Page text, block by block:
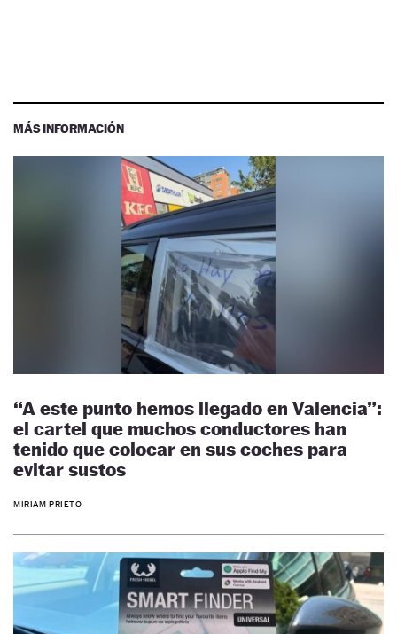
MÁS INFORMACIÓN
“A este punto hemos llegado en Valencia”:
el cartel que muchos conductores han
tenido que colocar en sus coches para
evitar sustos
MIRIAM PRIETO